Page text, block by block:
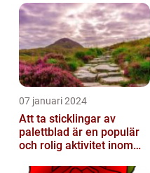
07 januari 2024
Att ta sticklingar av
palettblad är en populär
och rolig aktivitet inom